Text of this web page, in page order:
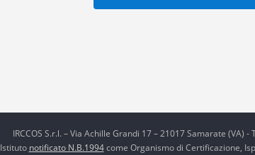
IRCCOS S.r.l. – Via Achille Grandi 17 – 21017 Samarate (VA)
Istituto notificato N.B.1994come Organismo di Certificazione,